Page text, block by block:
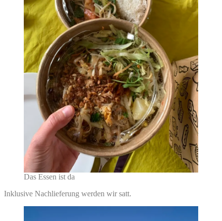
Das Essen ist da
Inklusive Nachlieferung werden wir satt.